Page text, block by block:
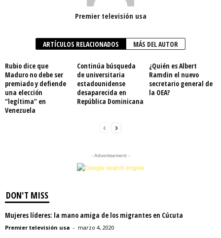
Premier televisión usa
ARTÍCULOS RELACIONADOS MÁS DEL AUTOR
Rubio dice que
Maduro no debe ser
premiado y defiende
una elección
“legítima” en
Venezuela
Continúa búsqueda
de universitaria
estadounidense
desaparecida en
República Dominicana
¿Quién es Albert
Ramdin el nuevo
secretario general de
la OEA?
- Advertisement -
DON'T MISS
Mujeres líderes: la mano amiga de los migrantes en Cúcuta
Premier televisión usa - marzo 4, 2020